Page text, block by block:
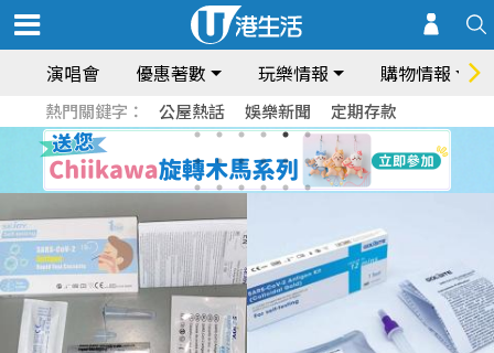
演唱會 優惠著數 玩樂情報 購物情報
熱門關鍵字： 公屋熱話 娛樂新聞 定期存款